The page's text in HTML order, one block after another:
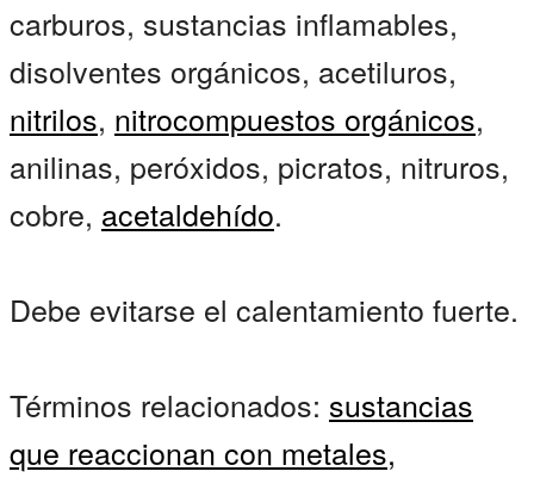
carburos, sustancias inflamables,
disolventes orgánicos, acetiluros,
nitrilos, nitrocompuestos orgánicos,
anilinas, peróxidos, picratos, nitruros,
cobre, acetaldehído.
Debe evitarse el calentamiento fuerte.
Términos relacionados: sustancias
que reaccionan con metales,